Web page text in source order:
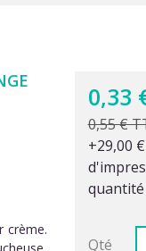
crème.
0,33
0,55 €
+29,00
quantité
Qté